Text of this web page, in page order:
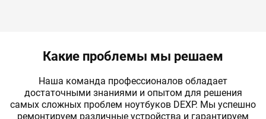
Замена процессора 60 мин от 1950 руб
Замена светодиодов подсветки 60 мин от 350 руб
Какие проблемы мы решаем
Наша команда профессионалов обладает
достаточными знаниями и опытом для решения
самых сложных проблем ноутбуков DEXP. Мы успешно
ремонтируем различные устройства и гарантируем